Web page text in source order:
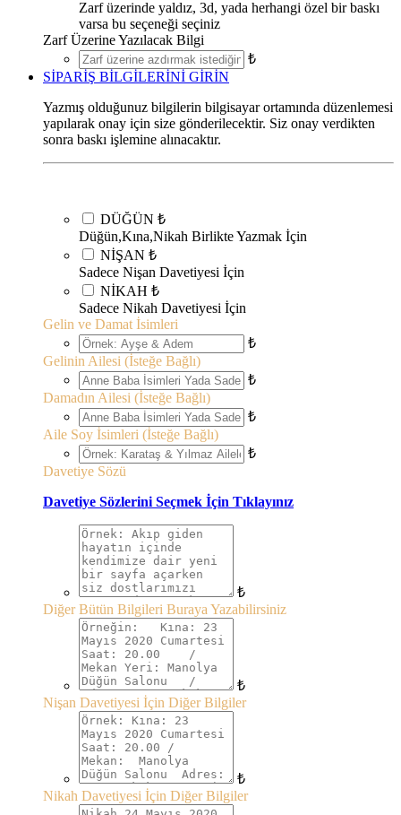
Zarf üzerinde yaldız, 3d, yada herhangi özel bir baskı
varsa bu seçeneği seçiniz
Zarf Üzerine Yazılacak Bilgi
₺
SİPARİŞ BİLGİLERİNİ GİRİN
Yazmış olduğunuz bilgilerin bilgisayar ortamında düzenlemesi
yapılarak onay için size gönderilecektir. Siz onay verdikten
sonra baskı işlemine alınacaktır.
DÜĞÜN ₺
Düğün,Kına,Nikah Birlikte Yazmak İçin
NİŞAN ₺
Sadece Nişan Davetiyesi İçin
NİKAH ₺
Sadece Nikah Davetiyesi İçin
Gelin ve Damat İsimleri
₺
Gelinin Ailesi (İsteğe Bağlı)
₺
Damadın Ailesi (İsteğe Bağlı)
₺
Aile Soy İsimleri (İsteğe Bağlı)
₺
Davetiye Sözü
Davetiye Sözlerini Seçmek İçin Tıklayınız
₺
Diğer Bütün Bilgileri Buraya Yazabilirsiniz
₺
Nişan Davetiyesi İçin Diğer Bilgiler
₺
Nikah Davetiyesi İçin Diğer Bilgiler